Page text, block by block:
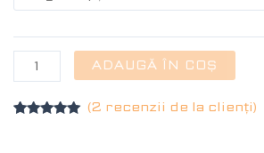
ADAUGĂ ÎN COȘ
(2 recenzii de la clienți)